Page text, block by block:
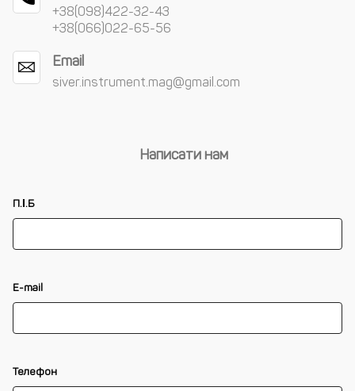
+38(098)422-32-43
+38(066)022-65-56
Email
siver.instrument.mag@gmail.com
Написати нам
П.І.Б
E-mail
Телефон